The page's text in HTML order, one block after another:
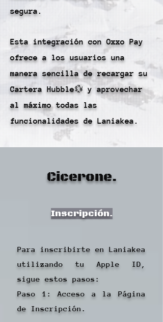
segura.
Esta integración con Oxxo Pay
ofrece a los usuarios una
manera sencilla de recargar su
Cartera Hubble💱 y aprovechar
al máximo todas las
funcionalidades de Laniakea.
Cicerone.
Inscripción.
Para inscribirte en Laniakea
utilizando tu Apple ID,
sigue estos pasos:
Paso 1: Acceso a la Página
de Inscripción.